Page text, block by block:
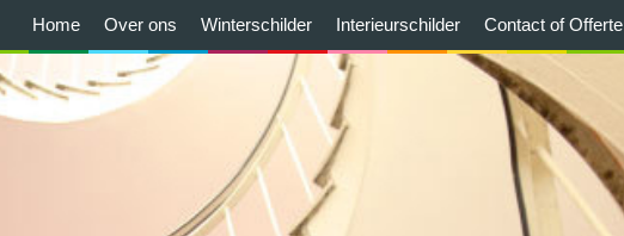
Home Over ons Winterschilder Interieurschilder Contact of Offerte